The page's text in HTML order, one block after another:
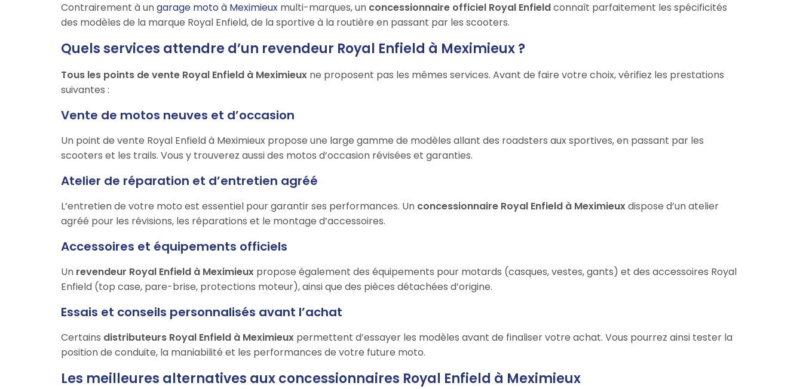
Contrairement à ungarage moto à Meximieux multi-marques, un concessionnaire officiel Royal Enfieldconnaît parfaitement les spécificités
des modèles de la marque Royal Enfield, de la sportive à la routière en passant par les scooters.
Quels services attendre d’un revendeur Royal Enfield à Meximieux ?
Tous les points de vente Royal Enfield à Meximieux ne proposent pas les mêmes services. Avant de faire votre choix, vérifiez les prestations
suivantes :
Vente de motos neuves et d’occasion
Un point de vente Royal Enfield à Meximieux propose une large gamme de modèles allant des roadsters aux sportives, en passant par les
scooters et les trails. Vous y trouverez aussi des motos d’occasion révisées et garanties.
Atelier de réparation et d’entretien agréé
L’entretien de votre moto est essentiel pour garantir ses performances. Un concessionnaire Royal Enfield à Meximieuxdispose d’un atelier
agréé pour les révisions, les réparations et le montage d’accessoires.
Accessoires et équipements officiels
Un revendeur Royal Enfield à Meximieux propose également des équipements pour motards (casques, vestes, gants) et des accessoires Royal
Enfield (top case, pare-brise, protections moteur), ainsi que des pièces détachées d’origine.
Essais et conseils personnalisés avant l’achat
Certains distributeurs Royal Enfield à Meximieux permettent d’essayer les modèles avant de finaliser votre achat. Vous pourrez ainsi tester la
position de conduite, la maniabilité et les performances de votre future moto.
Les meilleures alternatives aux concessionnaires Royal Enfield à Meximieux